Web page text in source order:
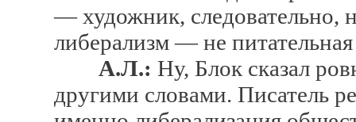
— художник, следовательно,
либерализм — не питательная
А.Л.: Ну, Блок сказал
другими словами. Писатель